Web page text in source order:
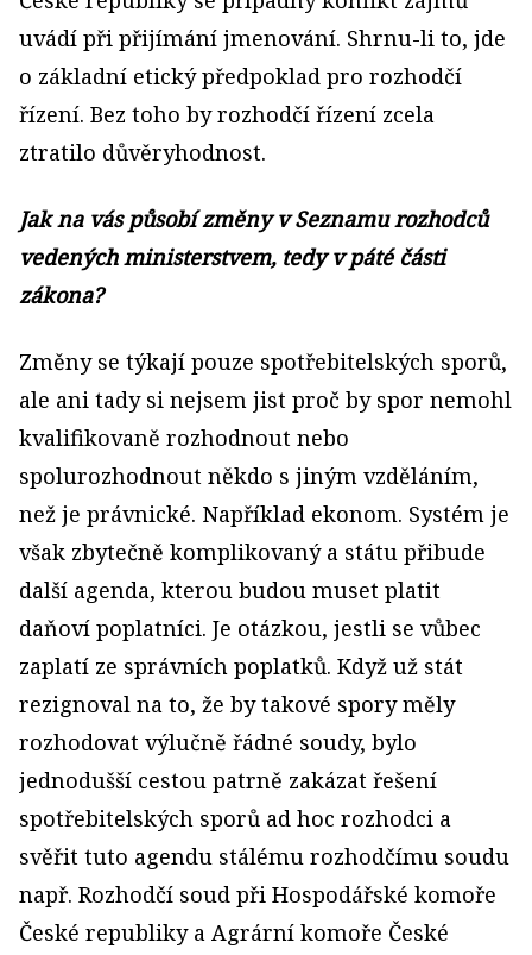
uvádí při přijímání jmenování. Shrnu-li to, jde
o základní etický předpoklad pro rozhodčí
řízení. Bez toho by rozhodčí řízení zcela
ztratilo důvěryhodnost.
Jak na vás působí změny v Seznamu rozhodců
vedených ministerstvem, tedy v páté části
zákona?
Změny se týkají pouze spotřebitelských sporů,
ale ani tady si nejsem jist proč by spor nemohl
kvalifikovaně rozhodnout nebo
spolurozhodnout někdo s jiným vzděláním,
než je právnické. Například ekonom. Systém je
však zbytečně komplikovaný a státu přibude
další agenda, kterou budou muset platit
daňoví poplatníci. Je otázkou, jestli se vůbec
zaplatí ze správních poplatků. Když už stát
rezignoval na to, že by takové spory měly
rozhodovat výlučně řádné soudy, bylo
jednodušší cestou patrně zakázat řešení
spotřebitelských sporů ad hoc rozhodci a
svěřit tuto agendu stálému rozhodčímu soudu
např. Rozhodčí soud při Hospodářské komoře
České republiky a Agrární komoře České